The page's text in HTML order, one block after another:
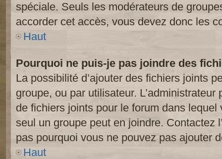
spéciale. Seuls les modérateurs de
accorder cet accès, vous devez donc les
Haut
Pourquoi ne puis-je pas joindre des
La possibilité d’ajouter des fichiers joints
groupe, ou par utilisateur. L’administrateur
de fichiers joints pour le forum dans
seul un groupe peut en joindre. Contactez
pas pourquoi vous ne pouvez pas ajouter
Haut